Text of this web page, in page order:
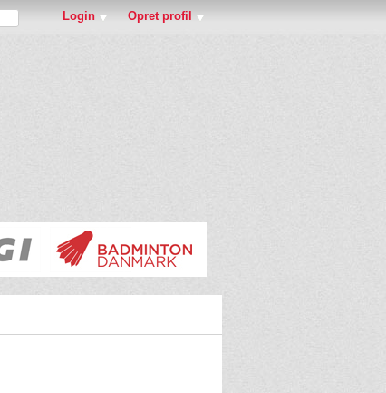
Login Opret profil